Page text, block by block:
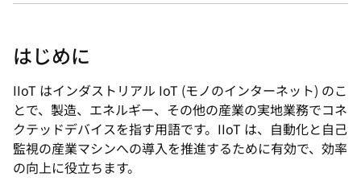
だ
はじめに
IIoT はインダストリアル IoT (モノのインターネット) のこ
とで、製造、エネルギー、その他の産業の実地業務でコネ
クテッドデバイスを指す用語です。IIoT は、自動化と自己
監視の産業マシンへの導入を推進するために有効で、効率
の向上に役立ちます。